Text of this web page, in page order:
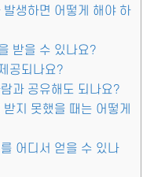
생하면 어떻게 해야 하
받을 수 있나요?
공되나요?
과 공유해도 되나요?
지 못했을 때는 어떻게
어디서 얻을 수 있나